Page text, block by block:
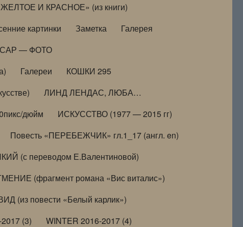
И КРАСНОЕ» (из книги)
картинки Заметка
Галерея
— ФОТО
Галереи
КОШКИ 295
ЛИНД ЛЕНДАС, ЛЮБА…
дюйм
ИСКУССТВО (1977 — 2015 гг)
Повесть «ПЕРЕБЕЖЧИК» гл.1_17 (англ. en)
(с переводом Е.Валентиновой)
(фрагмент романа «Вис виталис»)
(из повести «Белый карлик»)
(3)
WINTER 2016-2017 (4)